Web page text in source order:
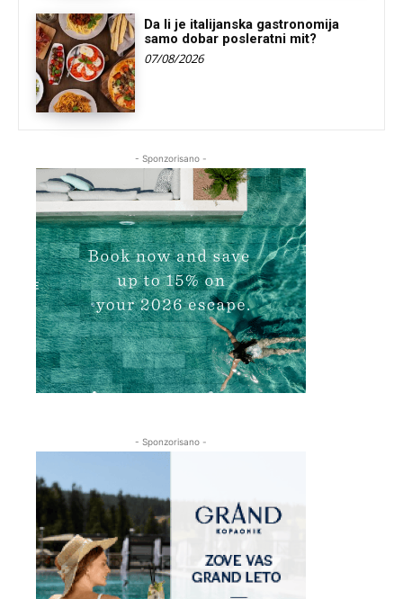
Da li je italijanska gastronomija
samo dobar posleratni mit?
07/08/2026
- Sponzorisano -
- Sponzorisano -